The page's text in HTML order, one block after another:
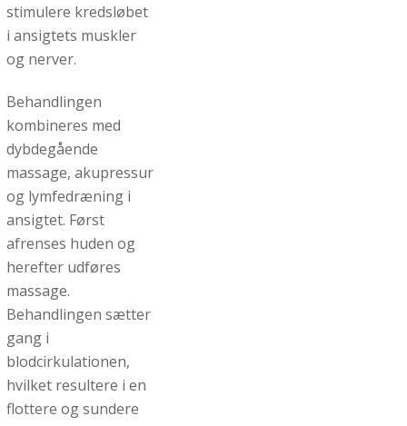
stimulere kredsløbet
i ansigtets muskler
og nerver.
Behandlingen
kombineres med
dybdegående
massage, akupressur
og lymfedræning i
ansigtet. Først
afrenses huden og
herefter udføres
massage.
Behandlingen sætter
gang i
blodcirkulationen,
hvilket resultere i en
flottere og sundere